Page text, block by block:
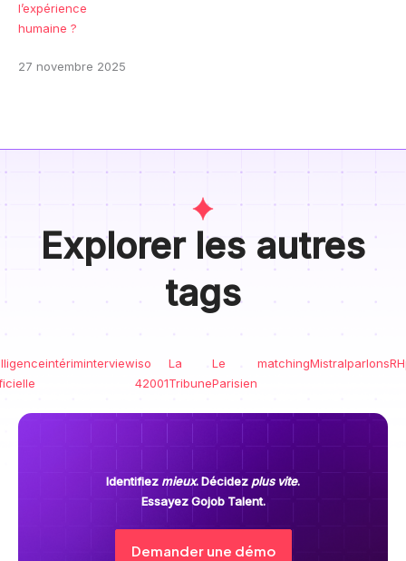
l’expérience
humaine ?
27 novembre 2025
Explorer les autres
tags
intériminterviewiso
42001
La
Tribune
Le
Parisien
matchingMistralparlonsRH
Identifiez mieux. Décidez plus vite.
Essayez Gojob Talent.
Demander une démo